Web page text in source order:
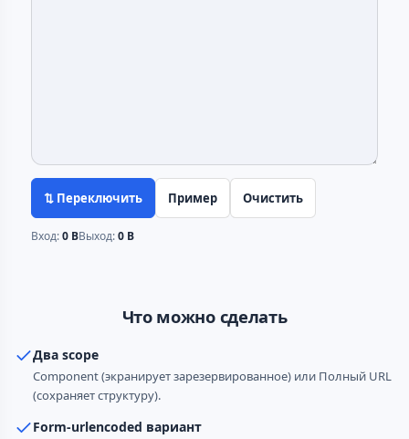
⇅ Переключить Пример Очистить
Вход:0 BВыход:0 B
Что можно сделать
Два scope
Component (экранирует зарезервированное) или Полный URL
(сохраняет структуру).
Form-urlencoded вариант